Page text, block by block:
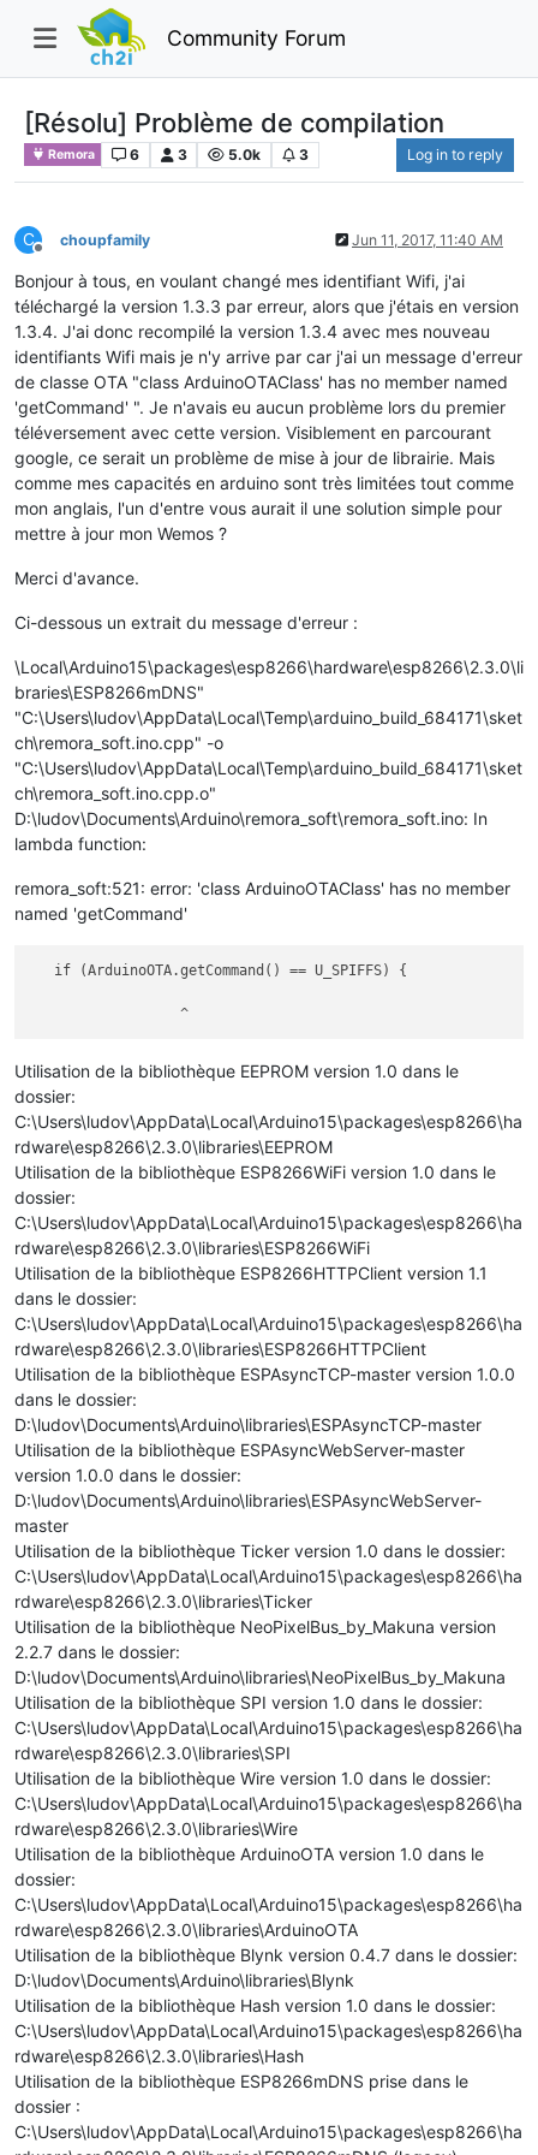
Community Forum
[Résolu] Problème de compilation
Remora 6 3 5.0k 3 Log in to reply
C
Offline
choupfamily Jun 11, 2017, 11:40 AM
Bonjour à tous, en voulant changé mes identifiant Wifi, j'ai
téléchargé la version 1.3.3 par erreur, alors que j'étais en version
1.3.4. J'ai donc recompilé la version 1.3.4 avec mes nouveau
identifiants Wifi mais je n'y arrive par car j'ai un message d'erreur
de classe OTA "class ArduinoOTAClass' has no member named
'getCommand' ". Je n'avais eu aucun problème lors du premier
téléversement avec cette version. Visiblement en parcourant
google, ce serait un problème de mise à jour de librairie. Mais
comme mes capacités en arduino sont très limitées tout comme
mon anglais, l'un d'entre vous aurait il une solution simple pour
mettre à jour mon Wemos ?
Merci d'avance.
Ci-dessous un extrait du message d'erreur :
\Local\Arduino15\packages\esp8266\hardware\esp8266\2.3.0\li
braries\ESP8266mDNS"
"C:\Users\ludov\AppData\Local\Temp\arduino_build_684171\sket
ch\remora_soft.ino.cpp" -o
"C:\Users\ludov\AppData\Local\Temp\arduino_build_684171\sket
ch\remora_soft.ino.cpp.o"
D:\ludov\Documents\Arduino\remora_soft\remora_soft.ino: In
lambda function:
remora_soft:521: error: 'class ArduinoOTAClass' has no member
named 'getCommand'
   if (ArduinoOTA.getCommand() == U_SPIFFS) {
Utilisation de la bibliothèque EEPROM version 1.0 dans le
dossier:
C:\Users\ludov\AppData\Local\Arduino15\packages\esp8266\ha
rdware\esp8266\2.3.0\libraries\EEPROM
Utilisation de la bibliothèque ESP8266WiFi version 1.0 dans le
dossier:
C:\Users\ludov\AppData\Local\Arduino15\packages\esp8266\ha
rdware\esp8266\2.3.0\libraries\ESP8266WiFi
Utilisation de la bibliothèque ESP8266HTTPClient version 1.1
dans le dossier:
C:\Users\ludov\AppData\Local\Arduino15\packages\esp8266\ha
rdware\esp8266\2.3.0\libraries\ESP8266HTTPClient
Utilisation de la bibliothèque ESPAsyncTCP-master version 1.0.0
dans le dossier:
D:\ludov\Documents\Arduino\libraries\ESPAsyncTCP-master
Utilisation de la bibliothèque ESPAsyncWebServer-master
version 1.0.0 dans le dossier:
D:\ludov\Documents\Arduino\libraries\ESPAsyncWebServer-
master
Utilisation de la bibliothèque Ticker version 1.0 dans le dossier:
C:\Users\ludov\AppData\Local\Arduino15\packages\esp8266\ha
rdware\esp8266\2.3.0\libraries\Ticker
Utilisation de la bibliothèque NeoPixelBus_by_Makuna version
2.2.7 dans le dossier:
D:\ludov\Documents\Arduino\libraries\NeoPixelBus_by_Makuna
Utilisation de la bibliothèque SPI version 1.0 dans le dossier:
C:\Users\ludov\AppData\Local\Arduino15\packages\esp8266\ha
rdware\esp8266\2.3.0\libraries\SPI
Utilisation de la bibliothèque Wire version 1.0 dans le dossier:
C:\Users\ludov\AppData\Local\Arduino15\packages\esp8266\ha
rdware\esp8266\2.3.0\libraries\Wire
Utilisation de la bibliothèque ArduinoOTA version 1.0 dans le
dossier:
C:\Users\ludov\AppData\Local\Arduino15\packages\esp8266\ha
rdware\esp8266\2.3.0\libraries\ArduinoOTA
Utilisation de la bibliothèque Blynk version 0.4.7 dans le dossier:
D:\ludov\Documents\Arduino\libraries\Blynk
Utilisation de la bibliothèque Hash version 1.0 dans le dossier:
C:\Users\ludov\AppData\Local\Arduino15\packages\esp8266\ha
rdware\esp8266\2.3.0\libraries\Hash
Utilisation de la bibliothèque ESP8266mDNS prise dans le
dossier :
C:\Users\ludov\AppData\Local\Arduino15\packages\esp8266\ha